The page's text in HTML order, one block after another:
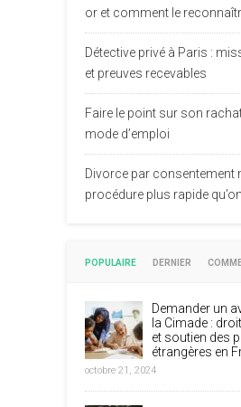
or et comment le
Détective privé à Paris :
et preuves recevables
Faire le point sur son
mode d’emploi
Divorce par consentement
procédure plus rapide
POPULAIRE DERNIER
Demander un
la Cimade :
et soutien des
étrangères en
octobre 21, 2024